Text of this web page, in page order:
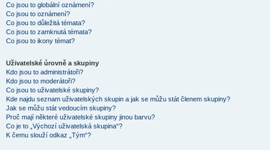
Co jsou to globální oznámení?
Co jsou to oznámení?
Co jsou to důležitá témata?
Co jsou to zamknutá témata?
Co jsou to ikony témat?
Uživatelské úrovně a skupiny
Kdo jsou to administrátoři?
Kdo jsou to moderátoři?
Co jsou to uživatelské skupiny?
Kde najdu seznam uživatelských skupin a jak se můžu stát členem skupiny?
Jak se můžu stát vedoucím skupiny?
Proč mají některé uživatelské skupiny jinou barvu?
Co je to „Výchozí uživatelská skupina“?
K čemu slouží odkaz „Tým“?